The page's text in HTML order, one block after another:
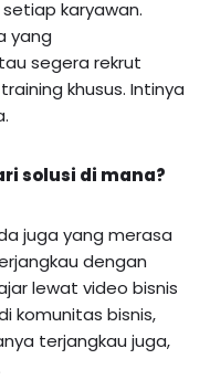
karyawan.
yang
segera rekrut
khusus. Intinya
solusi di mana?
juga yang merasa
dengan
lewat video bisnis
komunitas bisnis,
terjangkau juga,